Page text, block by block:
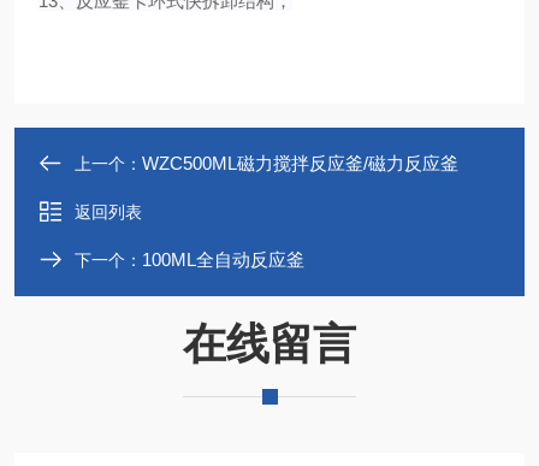
上一个： WZC500ML磁力搅拌反应釜/磁力反应釜
返回列表
下一个： 100ML全自动反应釜
在线留言